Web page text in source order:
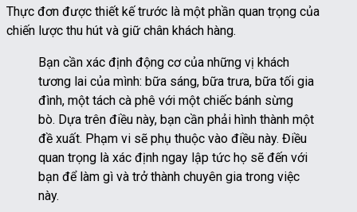
Thực đơn được thiết kế trước là một phần quan trọng của
chiến lược thu hút và giữ chân khách hàng.
Bạn cần xác định động cơ của những vị khách
tương lai của mình: bữa sáng, bữa trưa, bữa tối gia
đình, một tách cà phê với một chiếc bánh sừng
bò. Dựa trên điều này, bạn cần phải hình thành một
đề xuất. Phạm vi sẽ phụ thuộc vào điều này. Điều
quan trọng là xác định ngay lập tức họ sẽ đến với
bạn để làm gì và trở thành chuyên gia trong việc
này.